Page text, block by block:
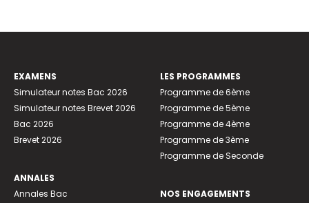
EXAMENS
Simulateur notes Bac 2026
Simulateur notes Brevet 2026
Bac 2026
Brevet 2026
ANNALES
Annales Bac
LES PROGRAMMES
Programme de 6ème
Programme de 5ème
Programme de 4ème
Programme de 3ème
Programme de Seconde
NOS ENGAGEMENTS